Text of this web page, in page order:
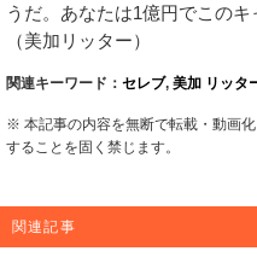
うだ。あなたは1億円でこの
（美加リッター）
関連キーワード： セレブ, 美加 リッタ
※ 本記事の内容を無断で転載・動画
することを固く禁じます。
関連記事